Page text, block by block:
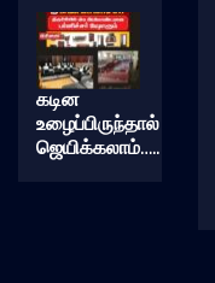
கடின
உழைப்பிருந்தால்
ஜெயிக்கலாம்…..